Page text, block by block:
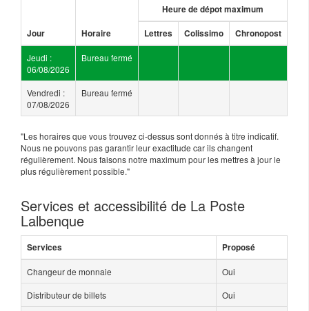
Jour Horaire
Heure de dépot maximum
Lettres Colissimo Chronopost
Jeudi :
06/08/2026
Bureau fermé
Vendredi :
07/08/2026
Bureau fermé
"Les horaires que vous trouvez ci-dessus sont donnés à titre indicatif.
Nous ne pouvons pas garantir leur exactitude car ils changent
régulièrement. Nous faisons notre maximum pour les mettres à jour le
plus régulièrement possible."
Services et accessibilité de La Poste
Lalbenque
Services Proposé
Changeur de monnaie
Oui
Distributeur de billets
Oui